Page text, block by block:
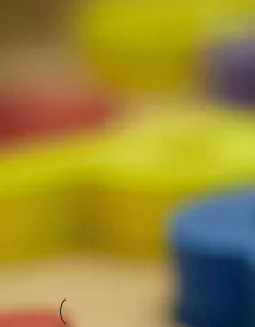
Gaminys atitinka
Guminė korėta
– Žaidimų
– Įvažiavimo vartuose
Lauko
32 36